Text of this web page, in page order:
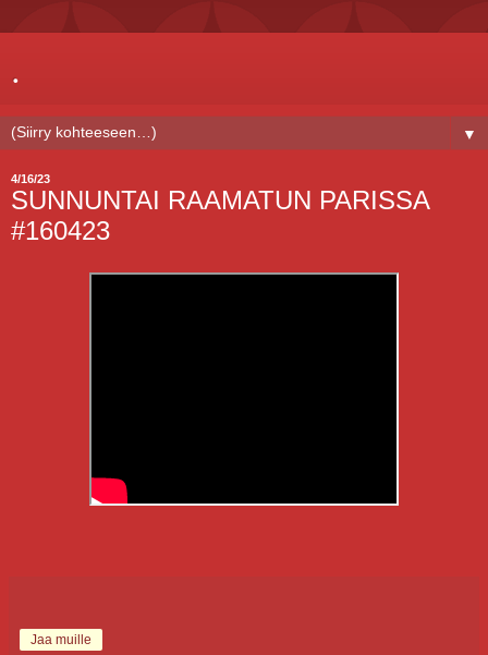
.
▼
4/16/23
SUNNUNTAI RAAMATUN PARISSA
#160423
Jaa muille